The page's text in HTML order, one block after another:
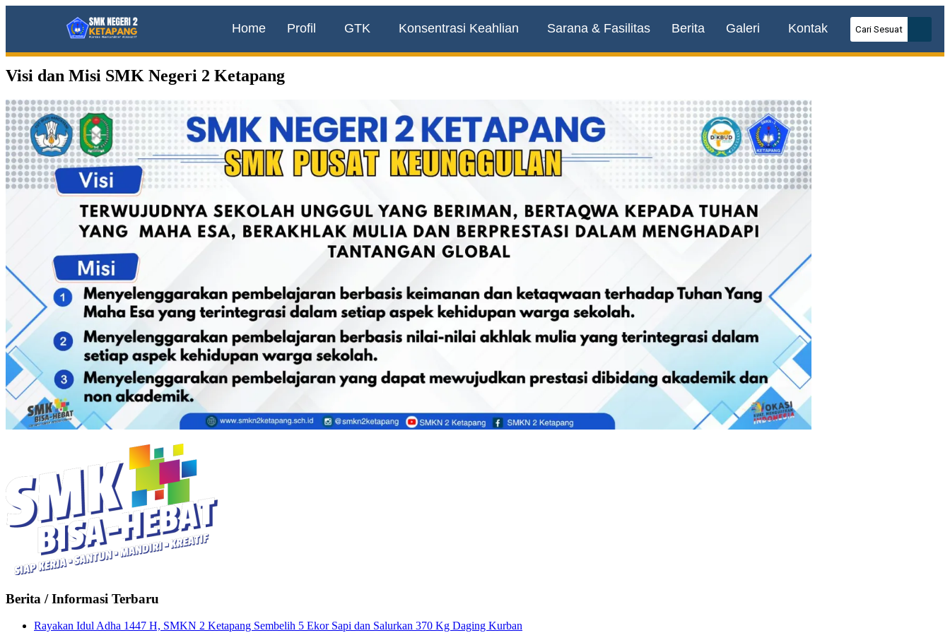
Home Profil GTK Konsentrasi Keahlian Sarana & Fasilitas Berita Galeri Kontak
Visi dan Misi SMK Negeri 2 Ketapang
Berita / Informasi Terbaru
Rayakan Idul Adha 1447 H, SMKN 2 Ketapang Sembelih 5 Ekor Sapi dan Salurkan 370 Kg Daging Kurban